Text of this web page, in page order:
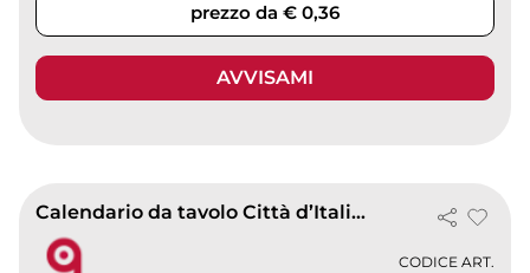
prezzo da € 0,36
AVVISAMI
Calendario da tavolo Città d’Italia 2027 spiralato 19x14,5 cm
CODICE ART.